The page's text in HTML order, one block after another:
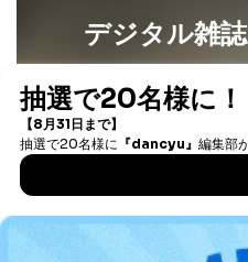
合は、前項の書類に加えて
委任状
ご本人様が委任状に捺
録証明書を添付してく
代理人様が親権者など
状に代えて、ご本人様
下記書類のうち、いず
デジタル雑
書籍）が無料